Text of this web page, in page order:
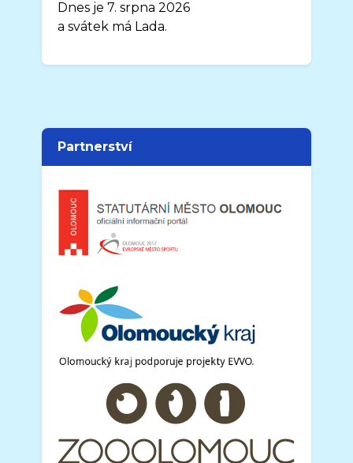
Dnes je 7. srpna 2026
a svátek má Lada.
Partnerství